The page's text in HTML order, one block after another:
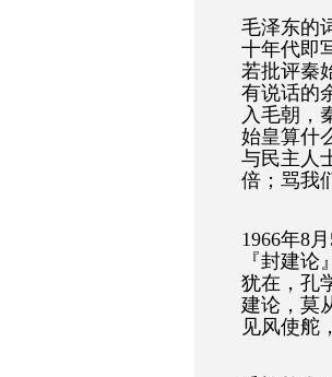
毛泽东的
十年代即
若批评秦
有说话的
入毛朝，
始皇算什
与民主人
倍；骂我
1966年8
『封建
犹在，孔
建论，莫
见风使舵